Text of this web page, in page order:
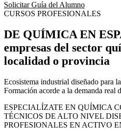
Solicitar Guía del Alumno
CURSOS PROFESIONALES
DE QUÍMICA EN
empresas del sector
localidad o provincia
Ecosistema industrial diseñado para
Formación acorde a la demanda real
ESPECIALÍZATE EN QUÍMICA
TÉCNICOS DE ALTO NIVEL
PROFESIONALES EN ACTIVO